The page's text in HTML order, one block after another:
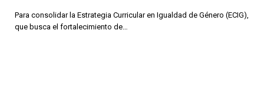
Para consolidar la Estrategia Curricular en Igualdad de Género (ECIG),
que busca el fortalecimiento de…